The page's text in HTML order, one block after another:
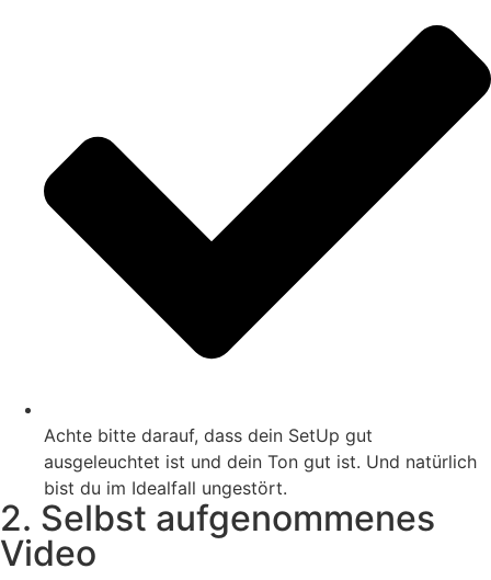
Achte bitte darauf, dass dein SetUp gut
ausgeleuchtet ist und dein Ton gut ist. Und natürlich
bist du im Idealfall ungestört.
2. Selbst aufgenommenes
Video